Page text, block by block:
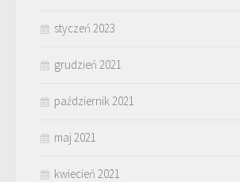
styczeń 2023
grudzień 2021
październik 2021
maj 2021
kwiecień 2021